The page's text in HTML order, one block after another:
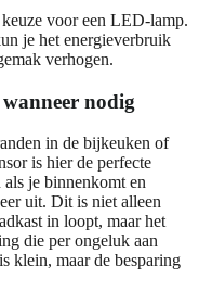
voor een LED-lamp.
je het energieverbruik
verhogen.
nodig
in de bijkeuken of
is hier de perfecte
je binnenkomt en
uit. Dit is niet alleen
in loopt, maar het
die per ongeluk aan
klein, maar de besparing